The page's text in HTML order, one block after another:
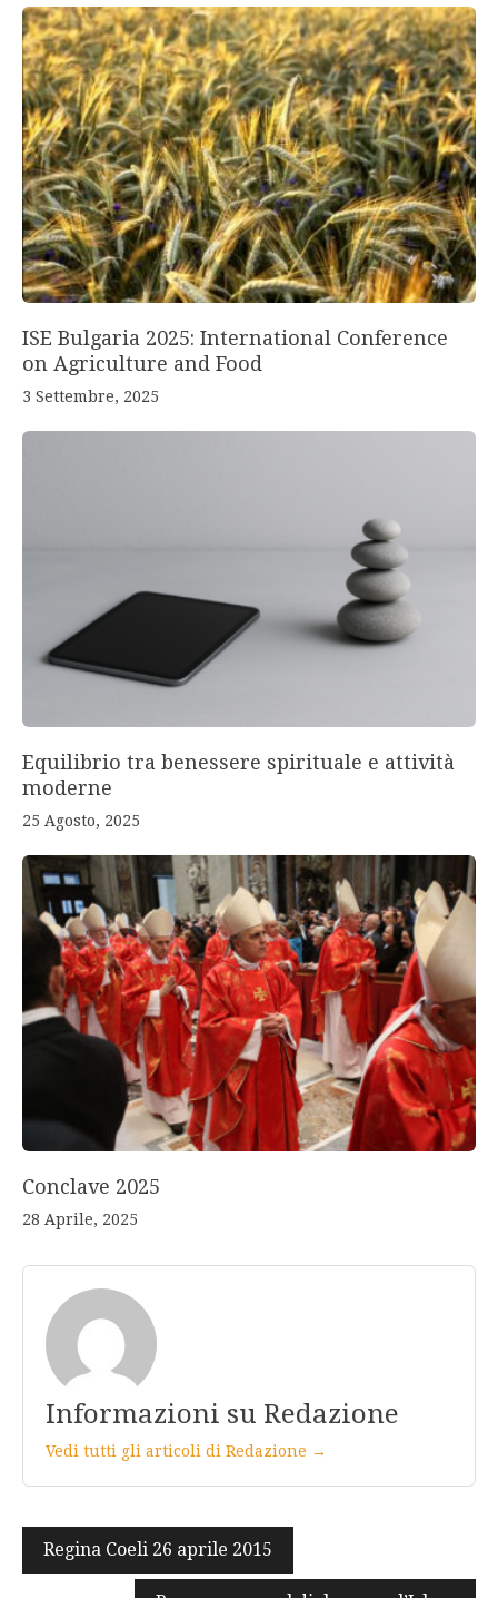
ISE Bulgaria 2025: International Conference
on Agriculture and Food
3 Settembre, 2025
Equilibrio tra benessere spirituale e attività
moderne
25 Agosto, 2025
Conclave 2025
28 Aprile, 2025
Informazioni su Redazione
Vedi tutti gli articoli di Redazione →
Navigazione
articoli
Regina Coeli 26 aprile 2015